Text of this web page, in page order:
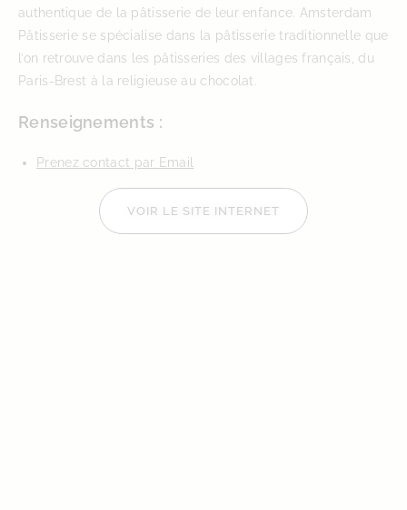
authentique de la pâtisserie de leur enfance. Amsterdam
Pâtisserie se spécialise dans la pâtisserie traditionnelle que
l’on retrouve dans les pâtisseries des villages français, du
Paris-Brest à la religieuse au chocolat.
Renseignements :
Prenez contact par Email
VOIR LE SITE INTERNET